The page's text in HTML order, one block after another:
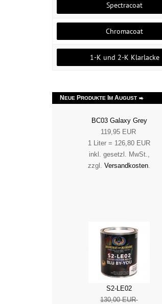
Spectracoat
Chromacoat
1-K und 2-K Klarlacke
NEUE PRODUKTE M AUGUST
BC03 Galaxy Grey
119,95 EUR
1 Liter = 126,80 EUR
inkl. gesetzl. MwSt.,
zzgl. Versandkosten.
S2-LE02
130,00 EUR